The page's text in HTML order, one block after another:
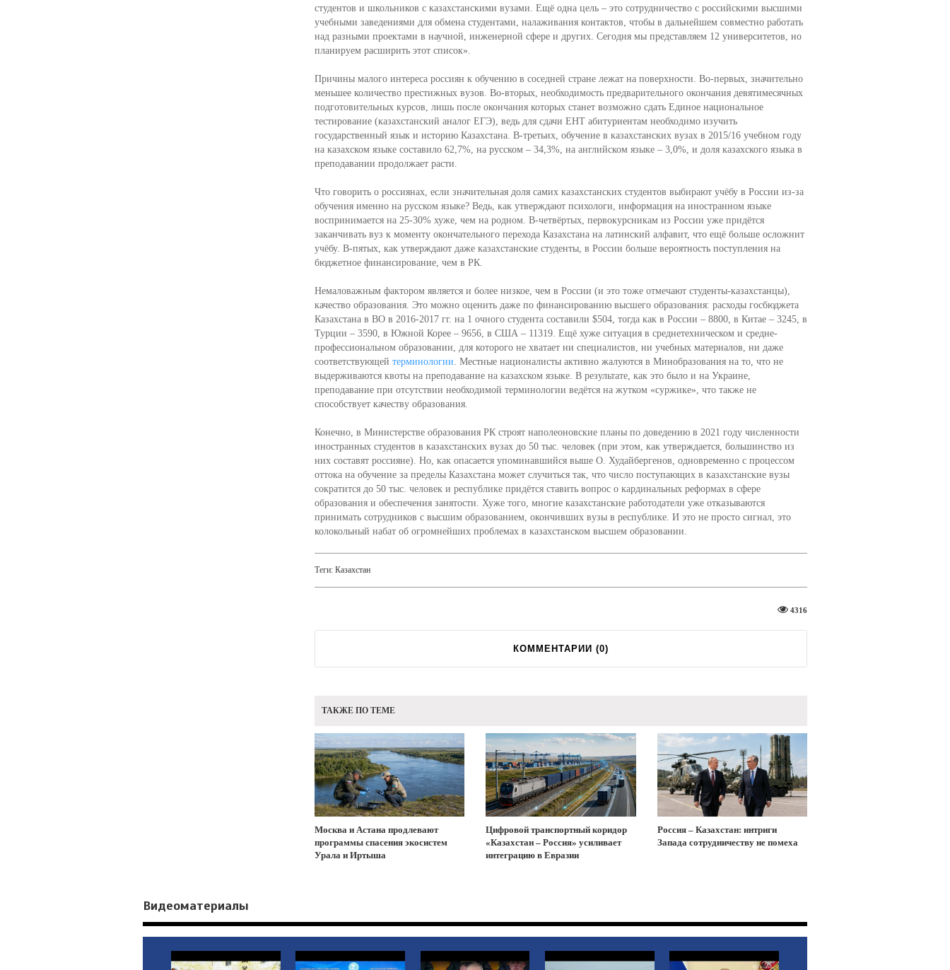
студентов и школьников с казахстанскими вузами. Ещё одна цель – это сотрудничество с российскими высшими
учебными заведениями для обмена студентами, налаживания контактов, чтобы в дальнейшем совместно работать
над разными проектами в научной, инженерной сфере и других. Сегодня мы представляем 12 университетов, но
планируем расширить этот список».
Причины малого интереса россиян к обучению в соседней стране лежат на поверхности. Во-первых, значительно
меньшее количество престижных вузов. Во-вторых, необходимость предварительного окончания девятимесячных
подготовительных курсов, лишь после окончания которых станет возможно сдать Единое национальное
тестирование (казахстанский аналог ЕГЭ), ведь для сдачи ЕНТ абитуриентам необходимо изучить
государственный язык и историю Казахстана. В-третьих, обучение в казахстанских вузах в 2015/16 учебном году
на казахском языке составило 62,7%, на русском – 34,3%, на английском языке – 3,0%, и доля казахского языка в
преподавании продолжает расти.
Что говорить о россиянах, если значительная доля самих казахстанских студентов выбирают учёбу в России из-за
обучения именно на русском языке? Ведь, как утверждают психологи, информация на иностранном языке
воспринимается на 25-30% хуже, чем на родном. В-четвёртых, первокурсникам из России уже придётся
заканчивать вуз к моменту окончательного перехода Казахстана на латинский алфавит, что ещё больше осложнит
учёбу. В-пятых, как утверждают даже казахстанские студенты, в России больше вероятность поступления на
бюджетное финансирование, чем в РК.
Немаловажным фактором является и более низкое, чем в России (и это тоже отмечают студенты-казахстанцы),
качество образования. Это можно оценить даже по финансированию высшего образования: расходы госбюджета
Казахстана в ВО в 2016-2017 гг. на 1 очного студента составили $504, тогда как в России – 8800, в Китае – 3245, в
Турции – 3590, в Южной Корее – 9656, в США – 11319. Ещё хуже ситуация в среднетехническом и средне-
профессиональном образовании, для которого не хватает ни специалистов, ни учебных материалов, ни даже
соответствующей терминологии. Местные националисты активно жалуются в Минобразования на то, что не
выдерживаются квоты на преподавание на казахском языке. В результате, как это было и на Украине,
преподавание при отсутствии необходимой терминологии ведётся на жутком «суржике», что также не
способствует качеству образования.
Конечно, в Министерстве образования РК строят наполеоновские планы по доведению в 2021 году численности
иностранных студентов в казахстанских вузах до 50 тыс. человек (при этом, как утверждается, большинство из
них составят россияне). Но, как опасается упоминавшийся выше О. Худайбергенов, одновременно с процессом
оттока на обучение за пределы Казахстана может случиться так, что число поступающих в казахстанские вузы
сократится до 50 тыс. человек и республике придётся ставить вопрос о кардинальных реформах в сфере
образования и обеспечения занятости. Хуже того, многие казахстанские работодатели уже отказываются
принимать сотрудников с высшим образованием, окончивших вузы в республике. И это не просто сигнал, это
колокольный набат об огромнейших проблемах в казахстанском высшем образовании.
Теги: Казахстан
4316
КОММЕНТАРИИ (0)
ТАКЖЕ ПО ТЕМЕ
Москва и Астана продлевают
программы спасения экосистем
Урала и Иртыша
Цифровой транспортный коридор
«Казахстан – Россия» усиливает
интеграцию в Евразии
Россия – Казахстан: интриги
Запада сотрудничеству не помеха
Видеоматериалы